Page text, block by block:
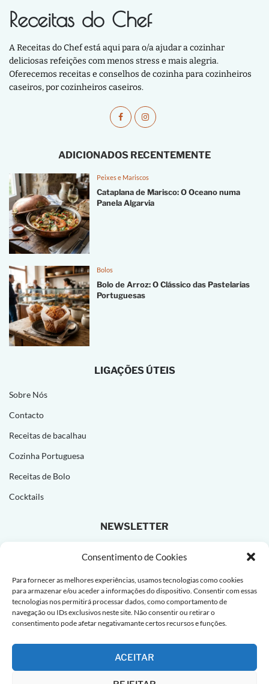
Consentimento de Cookies
Para fornecer as melhores experiências, usamos tecnologias como cookies
para armazenar e/ou aceder a informações do dispositivo. Consentir com essas
tecnologias nos permitirá processar dados, como comportamento de
navegação ou IDs exclusivos neste site. Não consentir ou retirar o
consentimento pode afetar negativamante certos recursos e funções.
ACEITAR
Receitas do Chef
A Receitas do Chef está aqui para o/a ajudar a cozinhar
deliciosas refeições com menos stress e mais alegria.
Oferecemos receitas e conselhos de cozinha para cozinheiros
caseiros, por cozinheiros caseiros.
ADICIONADOS RECENTEMENTE
Peixes e Mariscos
Cataplana de Marisco: O Oceano numa
Panela Algarvia
Bolos
Bolo de Arroz: O Clássico das Pastelarias
Portuguesas
LIGAÇÕES ÚTEIS
Sobre Nós
Contacto
Receitas de bacalhau
Cozinha Portuguesa
Receitas de Bolo
Cocktails
NEWSLETTER
Subscreva e receba novas receitas todas as semanas!